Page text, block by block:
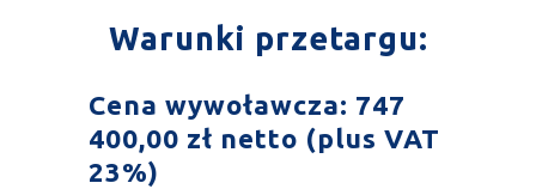
Warunki przetargu:
Cena wywoławcza: 747
400,00 zł netto (plus VAT
23%)